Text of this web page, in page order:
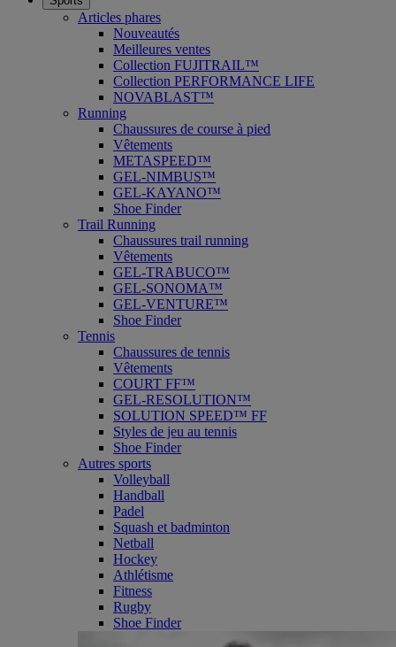
Articles phares
Nouveautés
Meilleures ventes
Collection FUJITRAIL™
Collection PERFORMANCE LIFE
NOVABLAST™
Running
Chaussures de course à pied
Vêtements
METASPEED™
GEL-NIMBUS™
GEL-KAYANO™
Shoe Finder
Trail Running
Chaussures trail running
Vêtements
GEL-TRABUCO™
GEL-SONOMA™
GEL-VENTURE™
Shoe Finder
Tennis
Chaussures de tennis
Vêtements
COURT FF™
GEL-RESOLUTION™
SOLUTION SPEED™ FF
Styles de jeu au tennis
Shoe Finder
Autres sports
Volleyball
Handball
Padel
Squash et badminton
Netball
Hockey
Athlétisme
Fitness
Rugby
Shoe Finder